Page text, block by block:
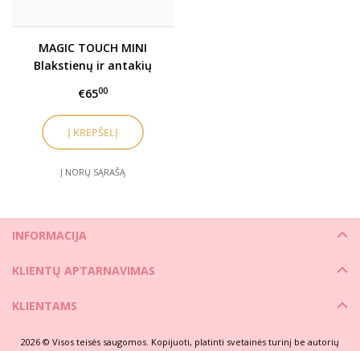
MAGIC TOUCH MINI
Blakstienų ir antakių
gelis (Nr.3) x 10 vnt.
€6500
Į NORŲ SĄRAŠĄ
INFORMACIJA
KLIENTŲ APTARNAVIMAS
KLIENTAMS
2026 © Visos teisės saugomos. Kopijuoti, platinti svetainės turinį be autorių